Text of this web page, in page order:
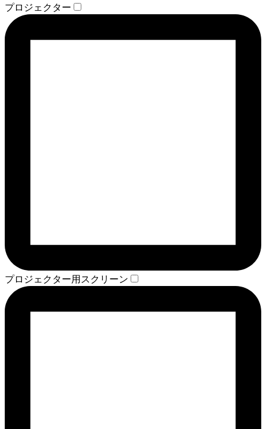
プロジェクター
プロジェクター用スクリーン